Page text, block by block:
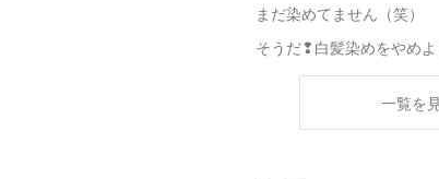
まだ染めてません（笑）
そうだ❢白髪染めをやめよ
一覧を